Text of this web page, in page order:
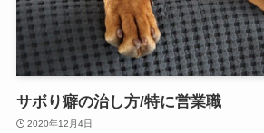
サボり癖の治し方/特に営業職
2020年12月4日